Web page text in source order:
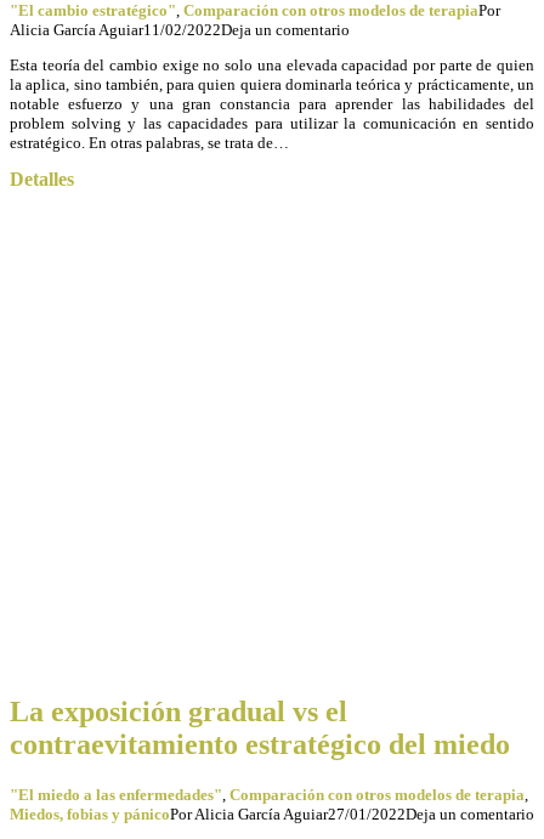
"El cambio estratégico", Comparación con otros modelos de terapiaPor
Alicia García Aguiar11/02/2022Deja un comentario
Esta teoría del cambio exige no solo una elevada capacidad por parte de quien
la aplica, sino también, para quien quiera dominarla teórica y prácticamente, un
notable esfuerzo y una gran constancia para aprender las habilidades del
problem solving y las capacidades para utilizar la comunicación en sentido
estratégico. En otras palabras, se trata de…
Detalles
La exposición gradual vs el
contraevitamiento estratégico del miedo
"El miedo a las enfermedades", Comparación con otros modelos de terapia,
Miedos, fobias y pánicoPorAlicia García Aguiar27/01/2022Deja un comentario